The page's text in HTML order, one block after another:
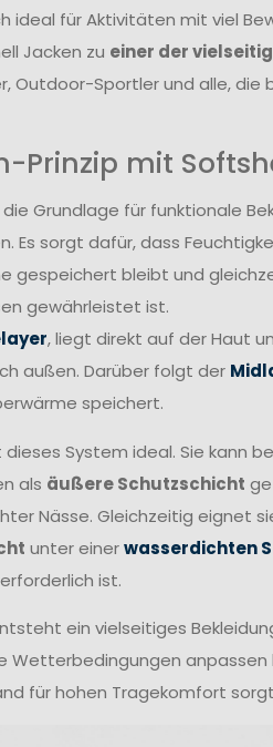
ideal für Aktivitäten mit viel
Jacken zu einer der
Outdoor-Sportler und alle,
Prinzip mit
Grundlage für funktionale
Es sorgt dafür, dass
gespeichert bleibt und
gewährleistet ist.
, liegt direkt auf der Haut
außen. Darüber folgt der
speichert.
System ideal. Sie kann
als äußere Schutzschicht
Nässe. Gleichzeitig eignet
unter einerwasserdichten
ist.
ein vielseitiges
Wetterbedingungen anpassen
für hohen Tragekomfort